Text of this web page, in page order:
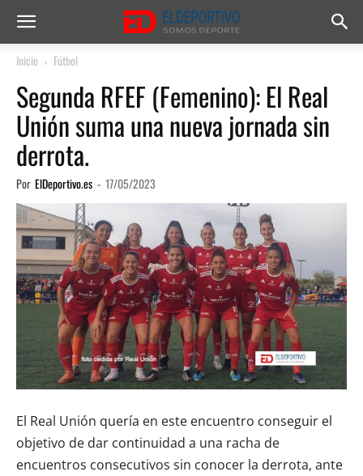
Inicio Fútbol
Segunda RFEF (Femenino): El Real
Unión suma una nueva jornada sin
derrota.
Por ElDeportivo.es - 17/05/2023
El Real Unión quería en este encuentro conseguir el
objetivo de dar continuidad a una racha de
encuentros consecutivos sin conocer la derrota, ante